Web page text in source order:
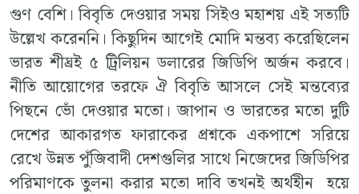
গুণ বেশি। বিবৃতি দেওয়ার সময় সিইও মহাশয় এই সত্যটি
উল্লেখ করেননি। কিছুদিন আগেই মোদি মন্তব্য করেছিলেন
ভারত শীঘ্রই ৫ ট্রিলিয়ন ডলারের জিডিপি অর্জন করবে।
নীতি আয়োগের তরফে ঐ বিবৃতি আসলে সেই মন্তব্যের
পিছনে ভোঁ দেওয়ার মতো। জাপান ও ভারতের মতো দুটি
দেশের আকারগত ফারাকের প্রশ্নকে একপাশে সরিয়ে
রেখে উন্নত পুঁজিবাদী দেশগুলির সাথে নিজেদের জিডিপির
পরিমাণকে তুলনা করার মতো দাবি তখনই অর্থহীন হয়ে